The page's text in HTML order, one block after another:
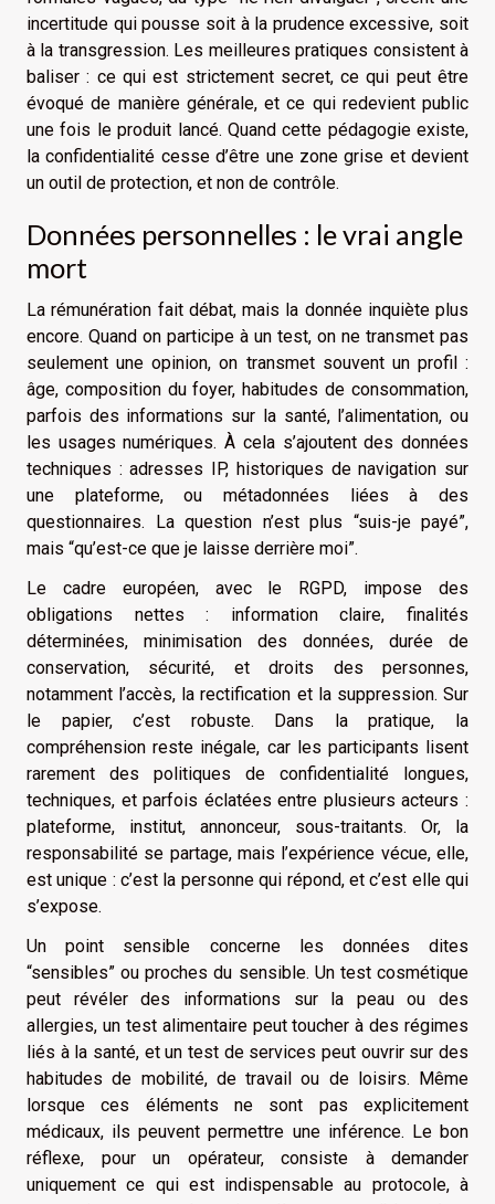
incertitude qui pousse soit à la prudence excessive, soit
à la transgression. Les meilleures pratiques consistent à
baliser : ce qui est strictement secret, ce qui peut être
évoqué de manière générale, et ce qui redevient public
une fois le produit lancé. Quand cette pédagogie existe,
la confidentialité cesse d’être une zone grise et devient
un outil de protection, et non de contrôle.
Données personnelles : le vrai angle
mort
La rémunération fait débat, mais la donnée inquiète plus
encore. Quand on participe à un test, on ne transmet pas
seulement une opinion, on transmet souvent un profil :
âge, composition du foyer, habitudes de consommation,
parfois des informations sur la santé, l’alimentation, ou
les usages numériques. À cela s’ajoutent des données
techniques : adresses IP, historiques de navigation sur
une plateforme, ou métadonnées liées à des
questionnaires. La question n’est plus “suis-je payé”,
mais “qu’est-ce que je laisse derrière moi”.
Le cadre européen, avec le RGPD, impose des
obligations nettes : information claire, finalités
déterminées, minimisation des données, durée de
conservation, sécurité, et droits des personnes,
notamment l’accès, la rectification et la suppression. Sur
le papier, c’est robuste. Dans la pratique, la
compréhension reste inégale, car les participants lisent
rarement des politiques de confidentialité longues,
techniques, et parfois éclatées entre plusieurs acteurs :
plateforme, institut, annonceur, sous-traitants. Or, la
responsabilité se partage, mais l’expérience vécue, elle,
est unique : c’est la personne qui répond, et c’est elle qui
s’expose.
Un point sensible concerne les données dites
“sensibles” ou proches du sensible. Un test cosmétique
peut révéler des informations sur la peau ou des
allergies, un test alimentaire peut toucher à des régimes
liés à la santé, et un test de services peut ouvrir sur des
habitudes de mobilité, de travail ou de loisirs. Même
lorsque ces éléments ne sont pas explicitement
médicaux, ils peuvent permettre une inférence. Le bon
réflexe, pour un opérateur, consiste à demander
uniquement ce qui est indispensable au protocole, à